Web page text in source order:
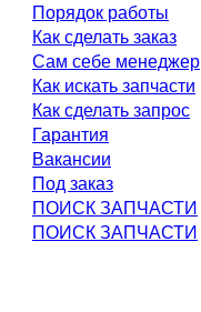
Порядок работы
Как сделать заказ
Сам себе менеджер
Как искать запчасти
Как сделать запрос
Гарантия
Вакансии
Под заказ
ПОИСК ЗАПЧАСТИ
ПОИСК ЗАПЧАСТИ